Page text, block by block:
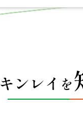
キンレイ を